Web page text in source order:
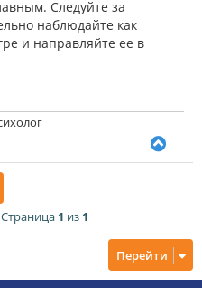
Следуйте за
наблюдайте как
и направляйте ее в
с
я
к
1 из 1
Перейти